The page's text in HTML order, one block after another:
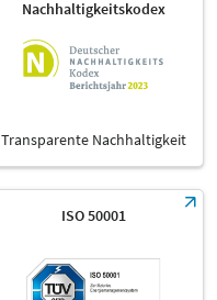
Nachhaltigkeitskodex
Transparente Nachhaltigkeit
ISO 50001